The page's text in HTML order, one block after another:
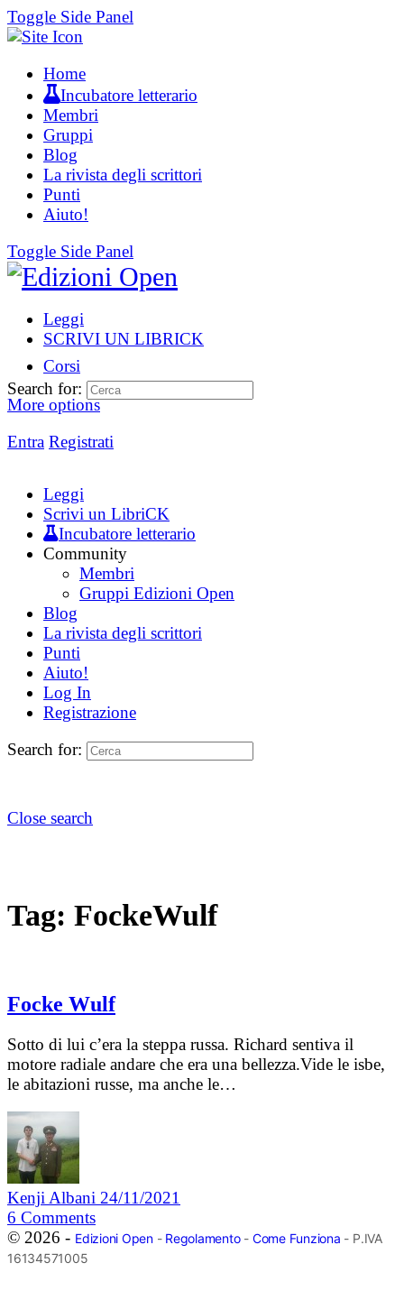
Toggle Side Panel
Home
Incubatore letterario
Membri
Gruppi
Blog
La rivista degli scrittori
Punti
Aiuto!
Toggle Side Panel
Leggi
SCRIVI UN LIBRICK
Corsi
More options
Entra Registrati
Search for:
Leggi
Scrivi un LibriCK
Incubatore letterario
Community
Membri
Gruppi Edizioni Open
Blog
La rivista degli scrittori
Punti
Aiuto!
Log In
Registrazione
Search for:
Close search
Tag: FockeWulf
Focke Wulf
Sotto di lui c’era la steppa russa. Richard sentiva il
motore radiale andare che era una bellezza.Vide le isbe,
le abitazioni russe, ma anche le…
Kenji Albani 24/11/2021
6 Comments
© 2026 - Edizioni Open- Regolamento- Come Funziona - P.IVA
16134571005